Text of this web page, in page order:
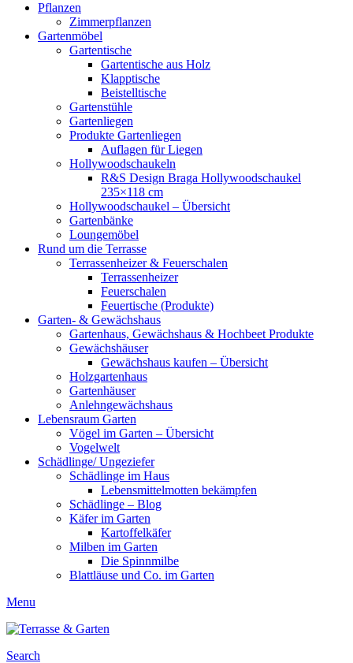
Pflanzen
Zimmerpflanzen
Gartenmöbel
Gartentische
Gartentische aus Holz
Klapptische
Beistelltische
Gartenstühle
Gartenliegen
Produkte Gartenliegen
Auflagen für Liegen
Hollywoodschaukeln
R&S Design Braga Hollywoodschaukel
235×118 cm
Hollywoodschaukel – Übersicht
Gartenbänke
Loungemöbel
Rund um die Terrasse
Terrassenheizer & Feuerschalen
Terrassenheizer
Feuerschalen
Feuertische (Produkte)
Garten- & Gewächshaus
Gartenhaus, Gewächshaus & Hochbeet Produkte
Gewächshäuser
Gewächshaus kaufen – Übersicht
Holzgartenhaus
Gartenhäuser
Anlehngewächshaus
Lebensraum Garten
Vögel im Garten – Übersicht
Vogelwelt
Schädlinge/ Ungeziefer
Schädlinge im Haus
Lebensmittelmotten bekämpfen
Schädlinge – Blog
Käfer im Garten
Kartoffelkäfer
Milben im Garten
Die Spinnmilbe
Blattläuse und Co. im Garten
Menu
Search